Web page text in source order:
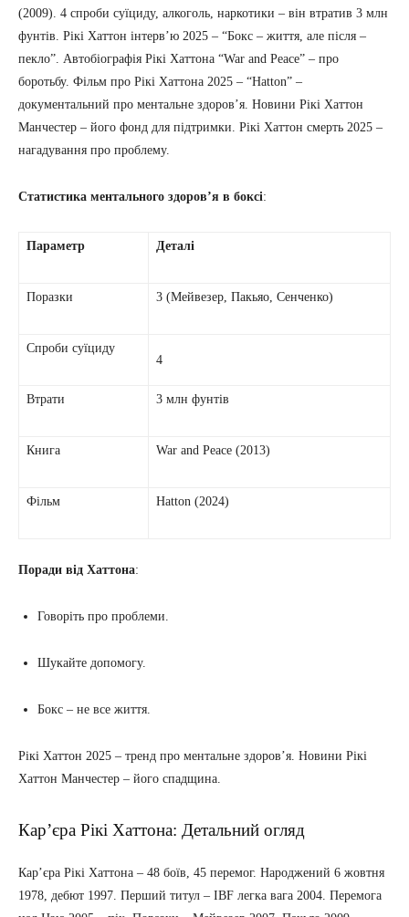
(2009). 4 спроби суїциду, алкоголь, наркотики – він втратив 3 млн
фунтів. Рікі Хаттон інтерв’ю 2025 – “Бокс – життя, але після –
пекло”. Автобіографія Рікі Хаттона “War and Peace” – про
боротьбу. Фільм про Рікі Хаттона 2025 – “Hatton” –
документальний про ментальне здоров’я. Новини Рікі Хаттон
Манчестер – його фонд для підтримки. Рікі Хаттон смерть 2025 –
нагадування про проблему.
Статистика ментального здоров’я в боксі:
Параметр Деталі
Поразки 3 (Мейвезер, Пакьяо, Сенченко)
Спроби суїциду
4
Втрати 3 млн фунтів
Книга War and Peace (2013)
Фільм Hatton (2024)
Поради від Хаттона:
Говоріть про проблеми.
Шукайте допомогу.
Бокс – не все життя.
Рікі Хаттон 2025 – тренд про ментальне здоров’я. Новини Рікі
Хаттон Манчестер – його спадщина.
Кар’єра Рікі Хаттона: Детальний огляд
Кар’єра Рікі Хаттона – 48 боїв, 45 перемог. Народжений 6 жовтня
1978, дебют 1997. Перший титул – IBF легка вага 2004. Перемога